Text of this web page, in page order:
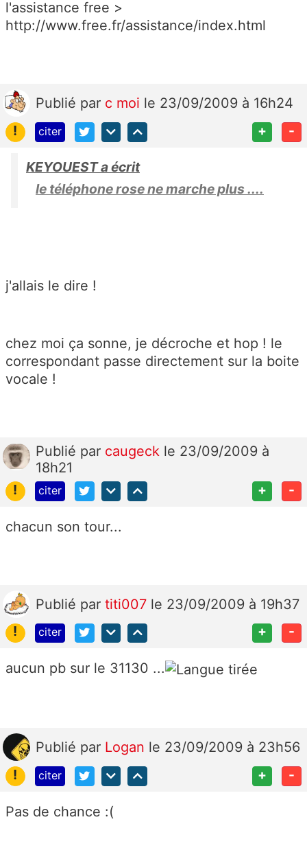
l'assistance free >
http://www.free.fr/assistance/index.html
Publié par c moi le 23/09/2009 à 16h24
!
citer + -
KEYOUEST a écrit
le téléphone rose ne marche plus ....
j'allais le dire !
chez moi ça sonne, je décroche et hop ! le
correspondant passe directement sur la boite
vocale !
Publié par caugeck le 23/09/2009 à
18h21
!
citer + -
chacun son tour...
Publié par titi007 le 23/09/2009 à 19h37
!
citer + -
aucun pb sur le 31130 ...
Publié par Logan le 23/09/2009 à 23h56
!
citer + -
Pas de chance :(